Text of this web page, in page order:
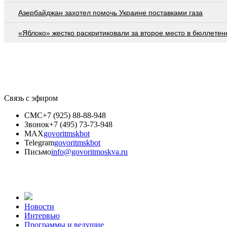
Азербайджан захотел помочь Украине поставками газа
«Яблоко» жестко раскритиковали за второе место в
Связь с эфиром
СМС+7 (925) 88-88-948
Звонок+7 (495) 73-73-948
MAXgovoritmskbot
Telegramgovoritmskbot
Письмоinfo@govoritmoskva.ru
Новости
Интервью
Программы и ведущие